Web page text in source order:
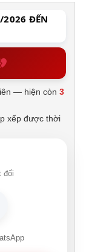
ĐẾN
— hiện còn3
xếp được thời
đối